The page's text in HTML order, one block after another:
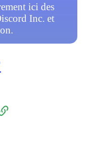
ici des
Inc. et